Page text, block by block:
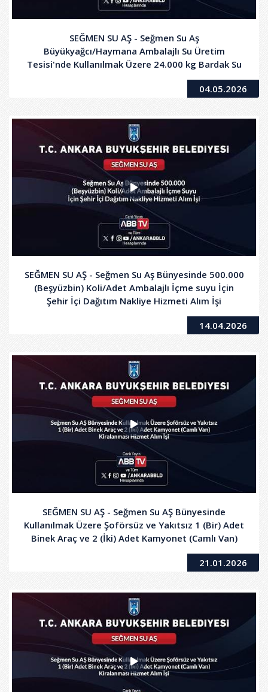
SEĞMEN SU AŞ - Seğmen Su Aş
Büyükyağcı/Haymana Ambalajlı Su Üretim
Tesisi'nde Kullanılmak Üzere 24.000 kg Bardak Su
Alt Folyo (Pet Levha) Alım İşi
04.05.2026
SEĞMEN SU AŞ - Seğmen Su Aş Bünyesinde 500.000
(Beşyüzbin) Koli/Adet Ambalajlı İçme suyu İçin
Şehir İçi Dağıtım Nakliye Hizmeti Alım İşi
14.04.2026
SEĞMEN SU AŞ - Seğmen Su AŞ Bünyesinde
Kullanılmak Üzere Şoförsüz ve Yakıtsız 1 (Bir) Adet
Binek Araç ve 2 (İki) Adet Kamyonet (Camlı Van)
Kiralanması Hizmet Alım İşi - 2. Oturum
21.01.2026